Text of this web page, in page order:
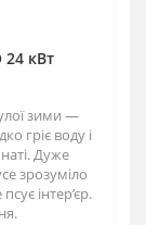
24 кВт
зими —
гріє воду і
Дуже
зрозуміло
інтер’єр.